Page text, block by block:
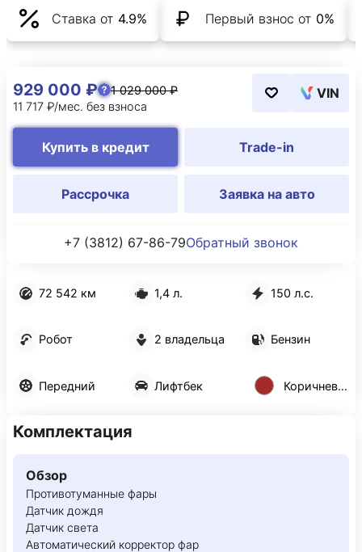
Ставка от 4.9% Первый взнос от 0%
72 542 км 1,4 л. 150 л.с.
Робот 2 владельца Бензин
Передний Лифтбек Коричневый
929 000 ₽
1 029 000 ₽
11 717 ₽/мес. без взноса
VIN
Купить в кредит Trade-in
Рассрочка Заявка на авто
+7 (3812) 67-86-79Обратный звонок
Комплектация
Обзор
Противотуманные фары
Датчик дождя
Датчик света
Автоматический корректор фар